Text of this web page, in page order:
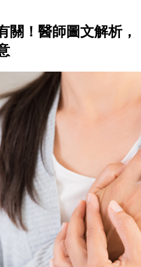
關！醫師圖文解析，